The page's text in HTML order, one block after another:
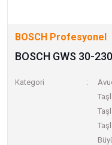
BOSCH Profesyonel
BOSCH GWS 30-
Kategori